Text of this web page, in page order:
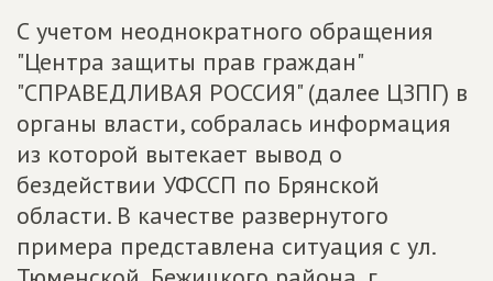
С учетом неоднократного обращения
"Центра защиты прав граждан"
"СПРАВЕДЛИВАЯ РОССИЯ" (далее ЦЗПГ) в
органы власти, собралась информация
из которой вытекает вывод о
бездействии УФССП по Брянской
области. В качестве развернутого
примера представлена ситуация с ул.